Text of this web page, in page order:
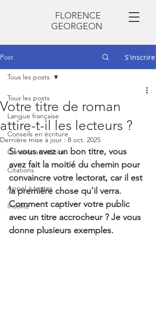
FLORENCE
GEORGEON
Post S'inscrire
Tous les posts
Langue française
Conseils en écriture
Conseils en édition
Citations
Appel à textes
Insolite
Tous les posts
Votre titre de roman
attire-t-il les lecteurs ?
Dernière mise à jour : 8 oct. 2025
Si vous avez un bon titre, vous
avez fait la moitié du chemin pour
convaincre votre lectorat, car il est
la première chose qu'il verra.
Comment captiver votre public
avec un titre accrocheur ? Je vous
donne plusieurs exemples.